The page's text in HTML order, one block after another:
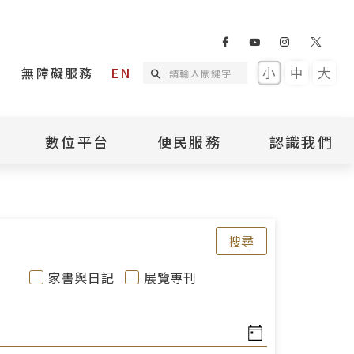
無障礙服務 EN 小 中 大
數位平台
館
便民服務 認識我們
家書與日記
展覽專刊
搜尋